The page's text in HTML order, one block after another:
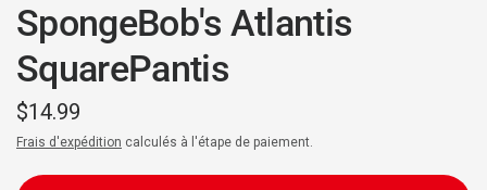
SpongeBob's Atlantis
SquarePantis
$14.99
Frais d'expédition calculés à l'étape de paiement.